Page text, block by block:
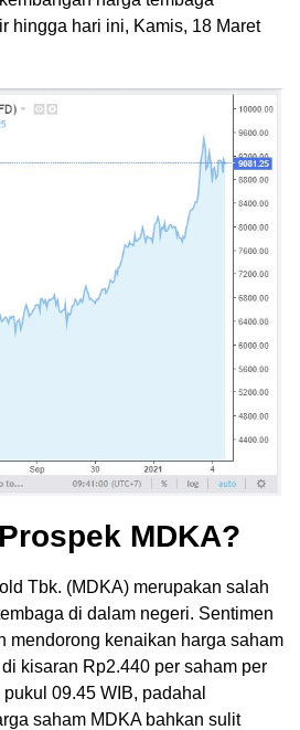
hingga hari ini, Kamis, 18 Maret
MDKA?
Tbk. (MDKA) merupakan salah
di dalam negeri. Sentimen
mendorong kenaikan harga saham
kisaran Rp2.440 per saham per
09.45 WIB, padahal
saham MDKA bahkan sulit